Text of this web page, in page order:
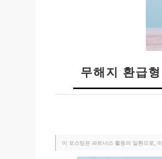
무해지 환급
이 포스팅은 파트너스 활동의 일환으로,